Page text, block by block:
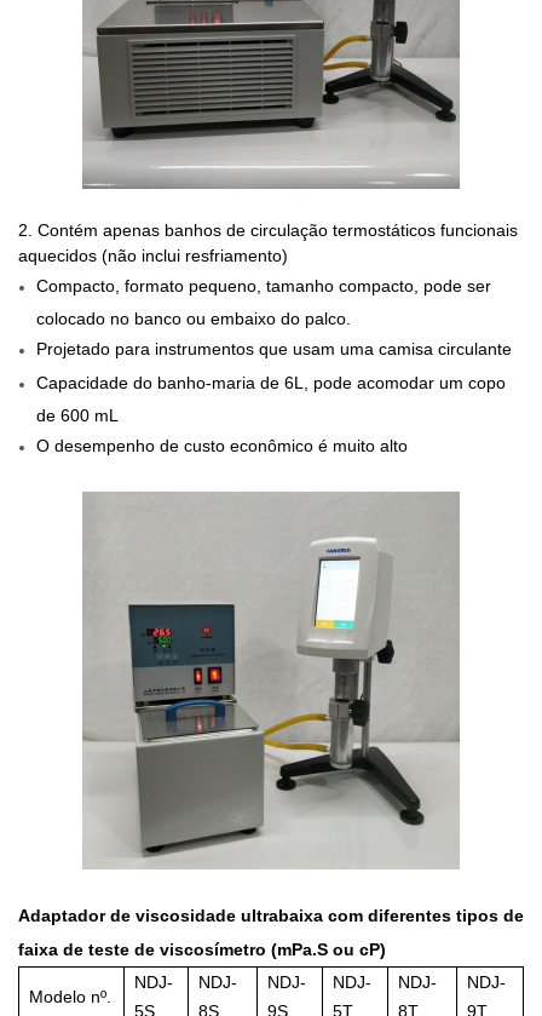
2. Contém apenas banhos de circulação termostáticos funcionais
aquecidos (não inclui resfriamento)
Compacto, formato pequeno, tamanho compacto, pode ser
colocado no banco ou embaixo do palco.
Projetado para instrumentos que usam uma camisa circulante
Capacidade do banho-maria de 6L, pode acomodar um copo
de 600 mL
O desempenho de custo econômico é muito alto
Adaptador de viscosidade ultrabaixa com diferentes tipos de
faixa de teste de viscosímetro (mPa.S ou cP)
Modelo nº.
NDJ-
5S
NDJ-
8S
NDJ-
9S
NDJ-
5T
NDJ-
8T
NDJ-
9T